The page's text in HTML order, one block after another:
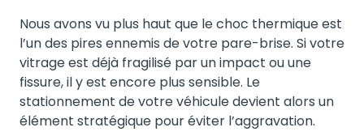
Nous avons vu plus haut que le choc thermique est
l’un des pires ennemis de votre pare-brise. Si votre
vitrage est déjà fragilisé par un impact ou une
fissure, il y est encore plus sensible. Le
stationnement de votre véhicule devient alors un
élément stratégique pour éviter l’aggravation.